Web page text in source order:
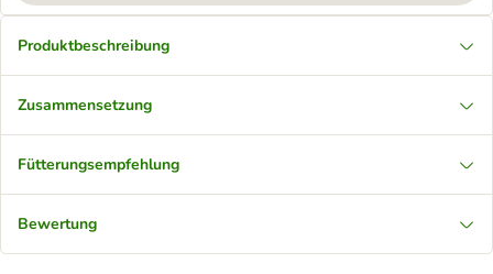
Produktbeschreibung
Zusammensetzung
Fütterungsempfehlung
Bewertung